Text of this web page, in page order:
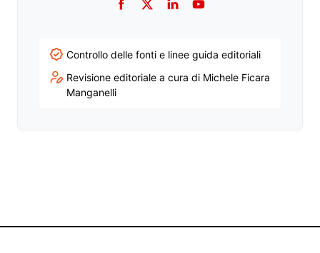
Facebook
TwitterLinkedInYouTube
Controllo delle fonti e linee guida editoriali
Revisione editoriale a cura di Michele Ficara
Manganelli